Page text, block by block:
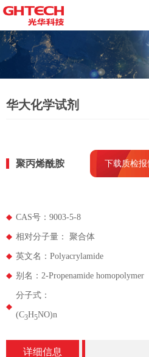
华大化学试剂
聚丙烯酰胺 下载质检报
CAS号：9003-5-8
相对分子量： 聚合体
英文名：Polyacrylamide
别名：2-Propenamide homopolymer
分子式：
(C3H5NO)n
详细信息